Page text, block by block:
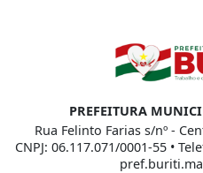
PREFEITURA
Rua Felinto Farias s/nº -
CNPJ: 06.117.071/0001-55 •